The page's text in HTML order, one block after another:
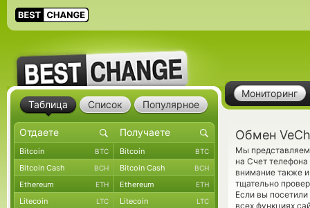
Мониторинг
Обмен
Мы представляем
на Счет
внимание также
тщательно
Если вы
всех функциях
Таблица Список Популярное
Bitcoin BTC Bitcoin BTC
Bitcoin Cash BCH Bitcoin Cash BCH
Ethereum ETH Ethereum ETH
Litecoin LTC Litecoin LTC